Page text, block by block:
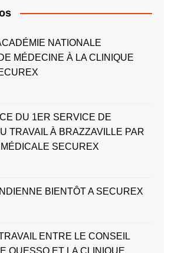
NATIONALE
MÉDECINE À LA CLINIQUE
DU 1ER SERVICE DE
TRAVAIL À BRAZZAVILLE PAR
SECUREX
BIENTÔT A SECUREX
ENTRE LE CONSEIL
OUESSO ET LA CLINIQUE